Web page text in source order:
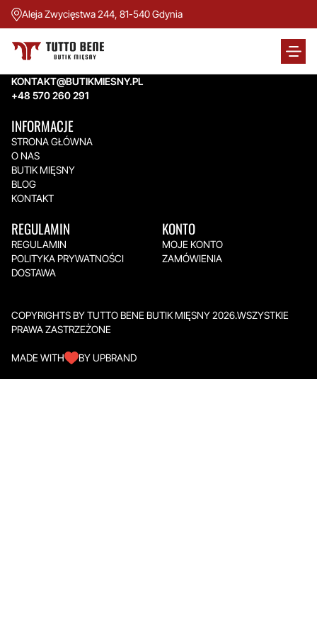
Aleja Zwycięstwa 244, 81-540 Gdynia
TUTTO BENE BUTIK MIĘSNY
Aleja Zwycięstwa 244,
KONTAKT@BUTIKMIESNY.PL
+48 570 260 291
INFORMACJE
STRONA GŁÓWNA
O NAS
BUTIK MIĘSNY
BLOG
KONTAKT
REGULAMIN
REGULAMIN
POLITYKA PRYWATNOŚCI
DOSTAWA
KONTO
MOJE KONTO
ZAMÓWIENIA
COPYRIGHTS BY TUTTO BENE BUTIK MIĘSNY 2026.WSZYSTKIE
PRAWA ZASTRZEŻONE
MADE WITH BY UPBRAND